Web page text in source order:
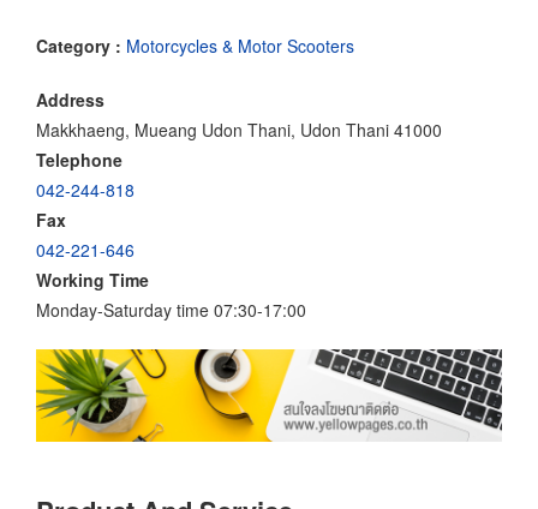
Category : Motorcycles & Motor Scooters
Address
Makkhaeng, Mueang Udon Thani, Udon Thani 41000
Telephone
042-244-818
Fax
042-221-646
Working Time
Monday-Saturday time 07:30-17:00